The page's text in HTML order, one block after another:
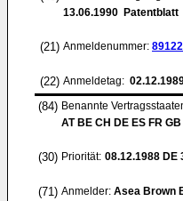
13.06.1990 Patentblatt
(21) Anmeldenummer:
(22) Anmeldetag:
(84) Benannte
AT BE CH DE ES FR
(30) Priorität: 08.12.1988 DE
(71) Anmelder: Asea Brown